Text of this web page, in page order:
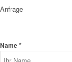
Anfrage
Name*